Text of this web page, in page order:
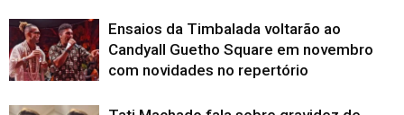
Ensaios da Timbalada voltarão ao
Candyall Guetho Square em novembro
com novidades no repertório